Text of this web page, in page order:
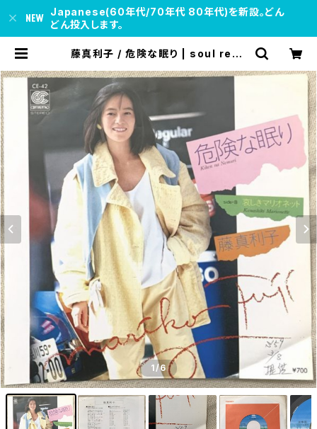
Japanese(60年代/70年代 80年代)を新設。どん
どん投入します。
藤真利子 / 危険な眠り | soul resp
1/6